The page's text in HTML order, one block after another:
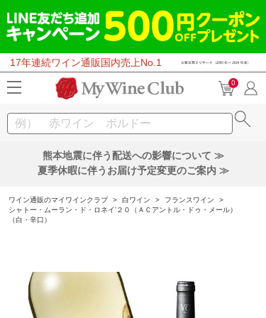
17年連続ワイン通販国内売上No.1
0
熊本地震に伴う配送への影響について ≫
夏季休暇に伴うお届け予定変更のご案内 ≫
ワイン通販のマイワインクラブ > 白ワイン > フランスワイン
>
シャトー・ムーラン・ド・ロネイ’２０（ＡＣアントル・ドゥ・メール）
（白・辛口）